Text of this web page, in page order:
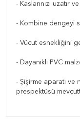
- Kaslarınızı uzatır
- Kombine dengeyi
- Vücut esnekliğini
- Dayanıklı PVC
- Şişirme aparatı ve
prespektüsü